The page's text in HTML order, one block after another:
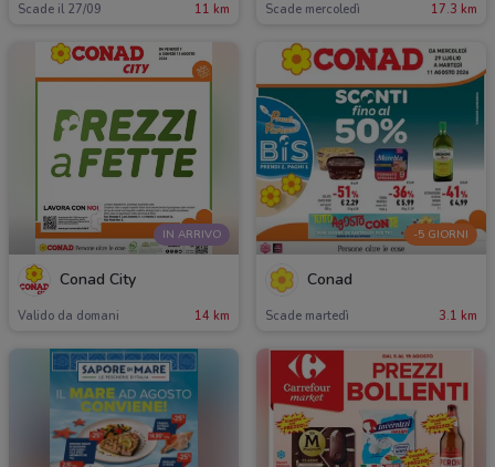
Scade il 27/09 11 km Scade mercoledì 17.3 km
IN ARRIVO
Conad City
Valido da domani 14 km
-5 GIORNI
Conad
Scade martedì 3.1 km